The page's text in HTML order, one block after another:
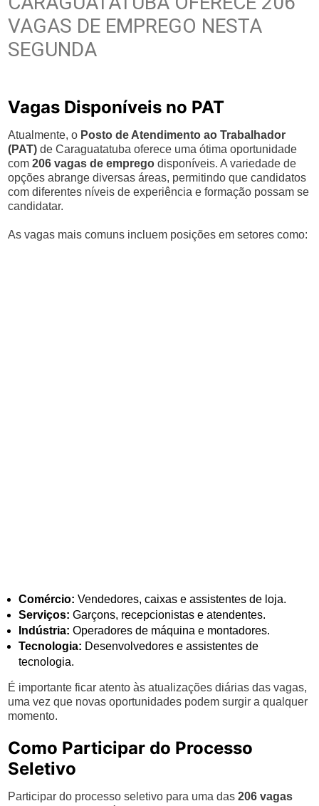
VAGAS DE EMPREGO NESTA
SEGUNDA
Vagas Disponíveis no PAT
Atualmente, o Posto de Atendimento ao Trabalhador
(PAT) de Caraguatatuba oferece uma ótima oportunidade
com206 vagas de emprego disponíveis. A variedade de
opções abrange diversas áreas, permitindo que candidatos
com diferentes níveis de experiência e formação possam se
candidatar.
As vagas mais comuns incluem posições em setores como:
Comércio: Vendedores, caixas e assistentes de loja.
Serviços: Garçons, recepcionistas e atendentes.
Indústria: Operadores de máquina e montadores.
Tecnologia: Desenvolvedores e assistentes de
tecnologia.
É importante ficar atento às atualizações diárias das vagas,
uma vez que novas oportunidades podem surgir a qualquer
momento.
Como Participar do Processo
Seletivo
Participar do processo seletivo para uma das206 vagas